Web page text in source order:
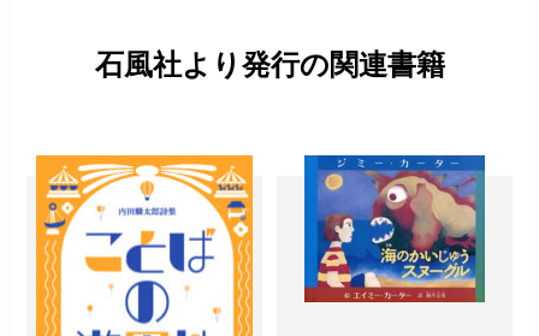
石風社より発行の関連書籍